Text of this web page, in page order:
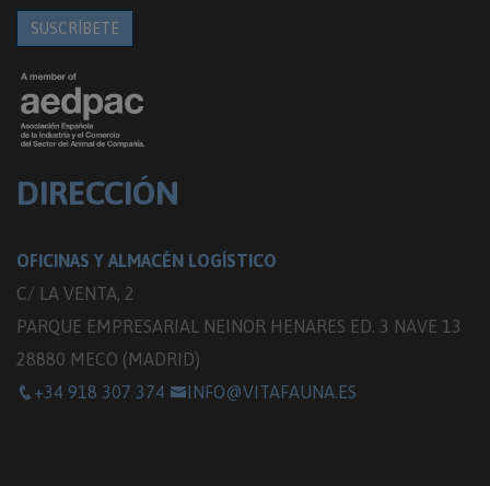
SUSCRÍBETE
DIRECCIÓN
OFICINAS Y ALMACÉN LOGÍSTICO
C/ LA VENTA, 2
PARQUE EMPRESARIAL NEINOR HENARES ED. 3 NAVE 13
28880 MECO (MADRID)
+34 918 307 374
INFO@VITAFAUNA.ES